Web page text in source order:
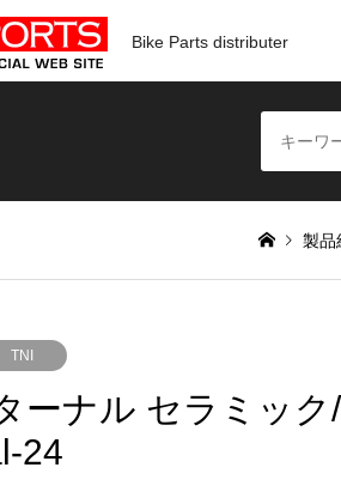
Bike Parts distributer
製品
TNI
ーナル セラミッ
24